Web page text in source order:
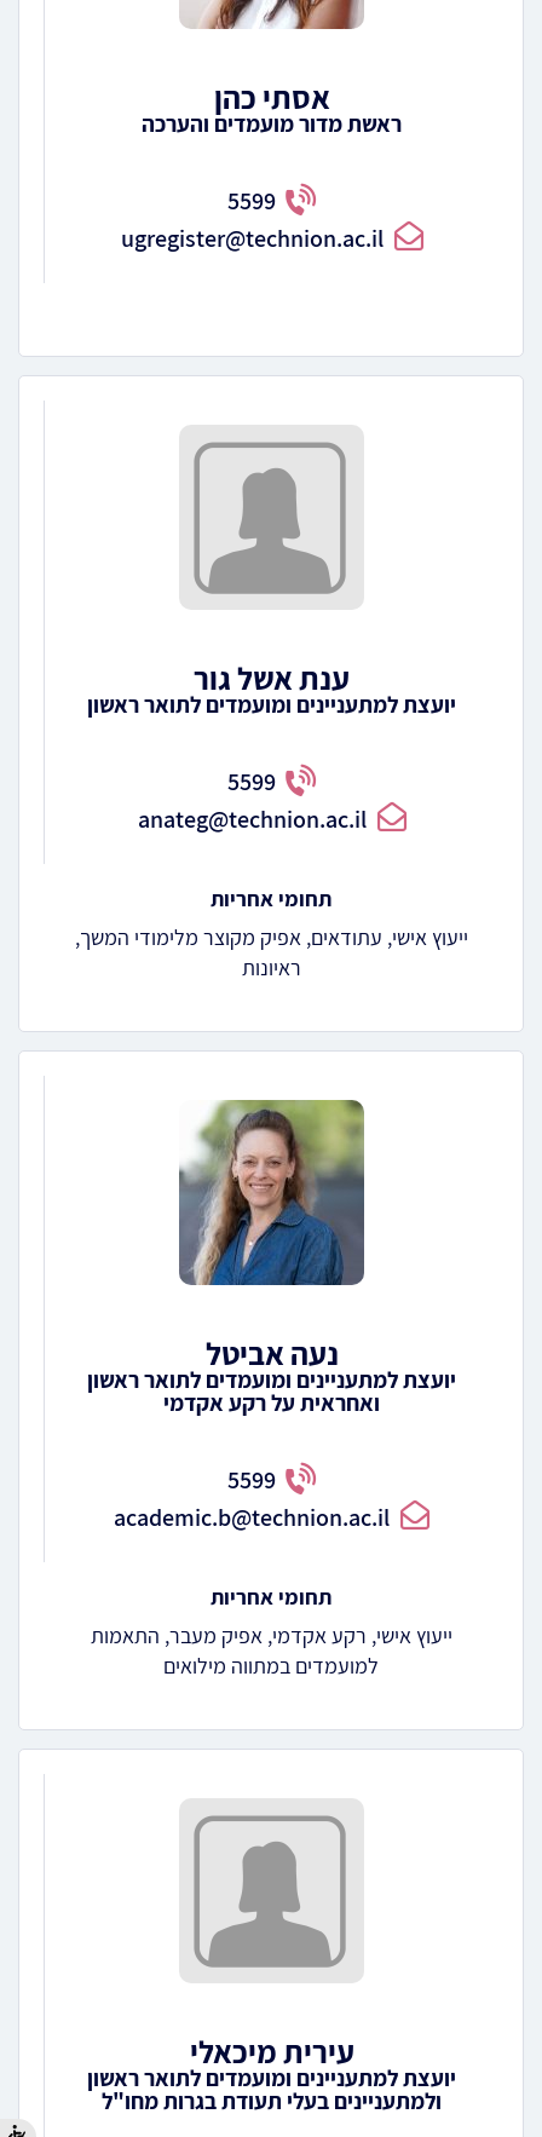
אסתי כהן
ראשת מדור מועמדים והערכה
5599
ugregister@technion.ac.il
ענת אשל גור
יועצת למתעניינים ומועמדים לתואר ראשון
5599
anateg@technion.ac.il
תחומי אחריות
ייעוץ אישי, עתודאים, אפיק מקוצר מלימודי המשך,
ראיונות
נעה אביטל
יועצת למתעניינים ומועמדים לתואר ראשון
ואחראית על רקע אקדמי
5599
academic.b@technion.ac.il
תחומי אחריות
ייעוץ אישי, רקע אקדמי, אפיק מעבר, התאמות
למועמדים במתווה מילואים
עירית מיכאלי
יועצת למתעניינים ומועמדים לתואר ראשון
ולמתעניינים בעלי תעודת בגרות מחו"ל